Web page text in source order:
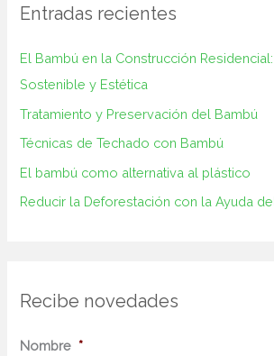
Entradas recientes
El Bambú en la Construcción‌
Sostenible y ⁢Estética
Tratamiento y Preservación del Bambú
Técnicas de Techado con Bambú
El bambú como alternativa al plástico
Reducir la Deforestación con la Ayuda
Recibe novedades
Nombre *